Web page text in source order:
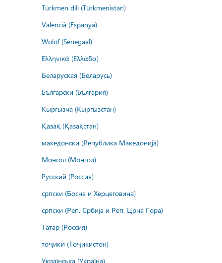
Türkmen dili (Türkmenistan)
Valencià (Espanya)
Wolof (Senegaal)
Ελληνικά (Ελλάδα)
Беларуская (Беларусь)
Български (България)
Кыргызча (Кыргызстан)
Қазақ (Қазақстан)
македонски (Република Македонија)
Монгол (Монгол)
Русский (Россия)
српски (Босна и Херцеговина)
српски (Реп. Србија и Реп. Црна Гора)
Татар (Россия)
тоҷикӣ (Тоҷикистон)
Українська (Україна)